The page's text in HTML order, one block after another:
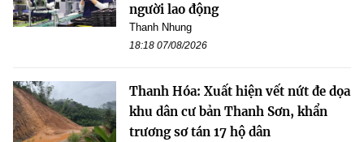
người lao động
Thanh Nhung
18:18 07/08/2026
Thanh Hóa: Xuất hiện vết nứt đe dọa
khu dân cư bản Thanh Sơn, khẩn
trương sơ tán 17 hộ dân